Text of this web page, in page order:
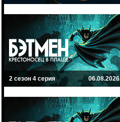
2 сезон 4 серия 06.08.2026